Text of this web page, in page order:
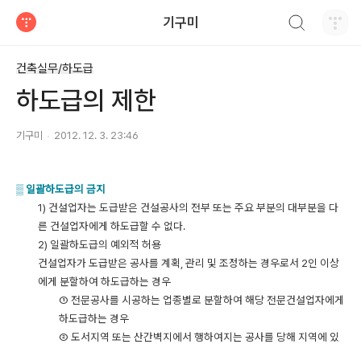
기구미
건축실무/하도급
하도급의 제한
기구미 2012. 12. 3. 23:46
▒ 일괄하도급의 금지
1) 건설업자는 도급받은 건설공사의 전부 또는 주요 부분의 대부분을 다
른 건설업자에게 하도급할 수 없다.
2) 일괄하도급의 예외적 허용
건설업자가 도급받은 공사를 계획, 관리 및 조정하는 경우로서 2인 이상
에게 분할하여 하도급하는 경우
① 전문공사를 시공하는 업종별로 분할하여 해당 전문건설업자에게
하도급하는 경우
② 도서지역 또는 산간벽지에서 행하여지는 공사를 당해 지역에 있